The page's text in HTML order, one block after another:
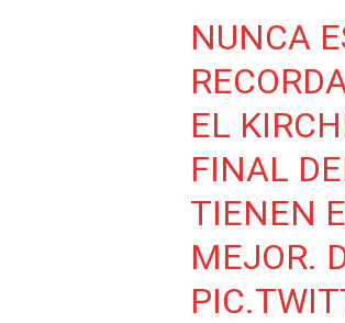
NUNCA
EL
FINAL
TIENEN
MEJOR.